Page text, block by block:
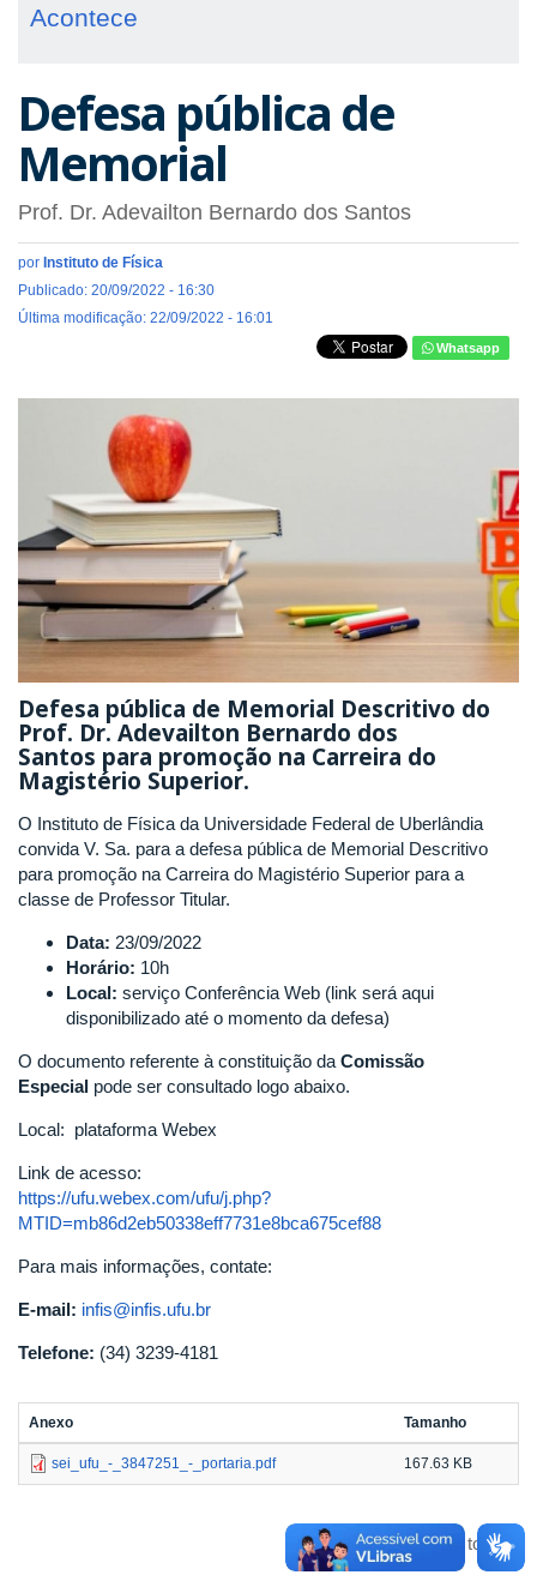
Acontece
Defesa pública de
Memorial
Prof. Dr. Adevailton Bernardo dos Santos
por Instituto de Física
Publicado: 20/09/2022 - 16:30
Última modificação: 22/09/2022 - 16:01
Whatsapp
Defesa pública de Memorial Descritivo do
Prof. Dr. Adevailton Bernardo dos
Santos para promoção na Carreira do
Magistério Superior.
O Instituto de Física da Universidade Federal de Uberlândia
convida V. Sa. para a defesa pública de Memorial Descritivo
para promoção na Carreira do Magistério Superior para a
classe de Professor Titular.
Data: 23/09/2022
Horário: 10h
Local: serviço Conferência Web (link será aqui
disponibilizado até o momento da defesa)
O documento referente à constituição da Comissão
Especial pode ser consultado logo abaixo.
Local: plataforma Webex
Link de acesso:
https://ufu.webex.com/ufu/j.php?
MTID=mb86d2eb50338eff7731e8bca675cef88
Para mais informações, contate:
E-mail: infis@infis.ufu.br
Telefone: (34) 3239-4181
Anexo Tamanho
sei_ufu_-_3847251_-_portaria.pdf 167.63 KB
Voltar para o topo